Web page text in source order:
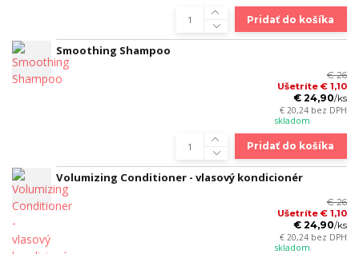
Pridať do košíka
Smoothing Shampoo
€ 26
Ušetríte € 1,10
€ 24,90/ks
€ 20,24 bez DPH
skladom
Pridať do košíka
Volumizing Conditioner - vlasový kondicionér
€ 26
Ušetríte € 1,10
€ 24,90/ks
€ 20,24 bez DPH
skladom